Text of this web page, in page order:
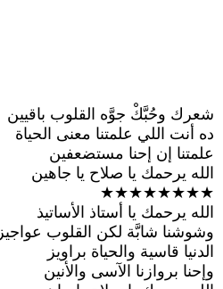
شعرك وحُبَّكْ جوَّه القلوب باقيين
ده أنت اللي علمتنا معنى الحياة
علمتنا إن إحنا مستضعفين
الله يرحمك يا صلاح يا جاهين
★★★★★★★★
الله يرحمك يا أستاذ الأساتيذ
وشوشنا شابَّة لكن القلوب عواجيز
الدنيا قاسية والحياة براويز
وإحنا بروازنا الآسى والأنين